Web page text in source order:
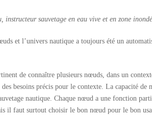
sauvetage en eau vive et en zone
et l’univers nautique a toujours été un
de connaître plusieurs nœuds, dans un
besoins précis pour le contexte. La capacité
nautique. Chaque nœud a une fonction
il faut surtout choisir le bon nœud pour le bon